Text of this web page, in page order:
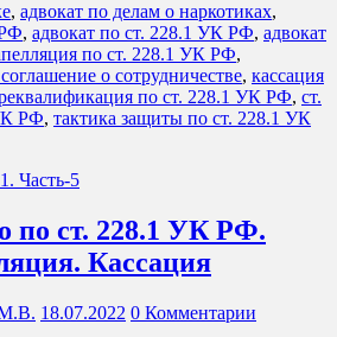
, адвокат по делам о наркотиках,
, адвокат по ст. 228.1 УК РФ, адвокат
по ст. 228.1 УК РФ,
о сотрудничестве, кассация
по ст. 228.1 УК РФ, ст.
РФ, тактика защиты по ст. 228.1 УК
по ст. 228.1 УК РФ.
Кассация
18.07.2022 0 Комментарии